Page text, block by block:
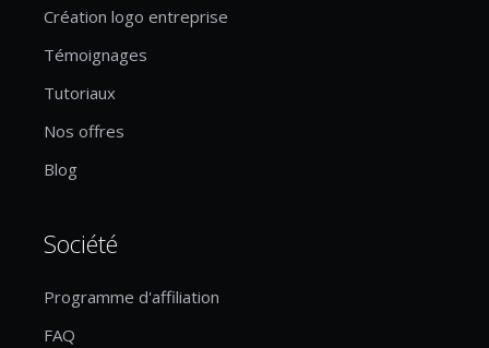
Création logo entreprise
Témoignages
Tutoriaux
Nos offres
Blog
Société
Programme d'affiliation
FAQ